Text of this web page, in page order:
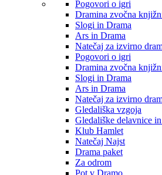
Pogovori o igri
Dramina zvočna
Slogi in Drama
Ars in Drama
Natečaj za izvirno
Pogovori o igri
Dramina zvočna
Slogi in Drama
Ars in Drama
Natečaj za izvirno
Gledališka vzgoja
Gledališke delavnice
Klub Hamlet
Natečaj Najst
Drama paket
Za odrom
Pot v Dramo